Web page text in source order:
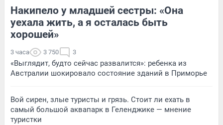
Накипело у младшей сестры: «Она
уехала жить, а я осталась быть
хорошей»
3 часа 3 750 3
«Выглядит, будто сейчас развалится»: ребенка из
Австралии шокировало состояние зданий в Приморье
Вой сирен, злые туристы и грязь. Стоит ли ехать в
самый большой аквапарк в Геленджике — мнение
туристки